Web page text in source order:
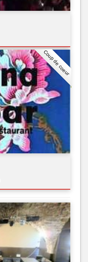
Coup de coeur